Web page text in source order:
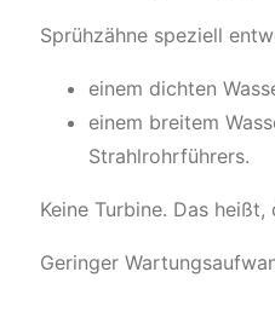
Sprühzähne speziell
einem dichten
einem breitem
Strahlrohrführers.
Keine Turbine. Das
Geringer